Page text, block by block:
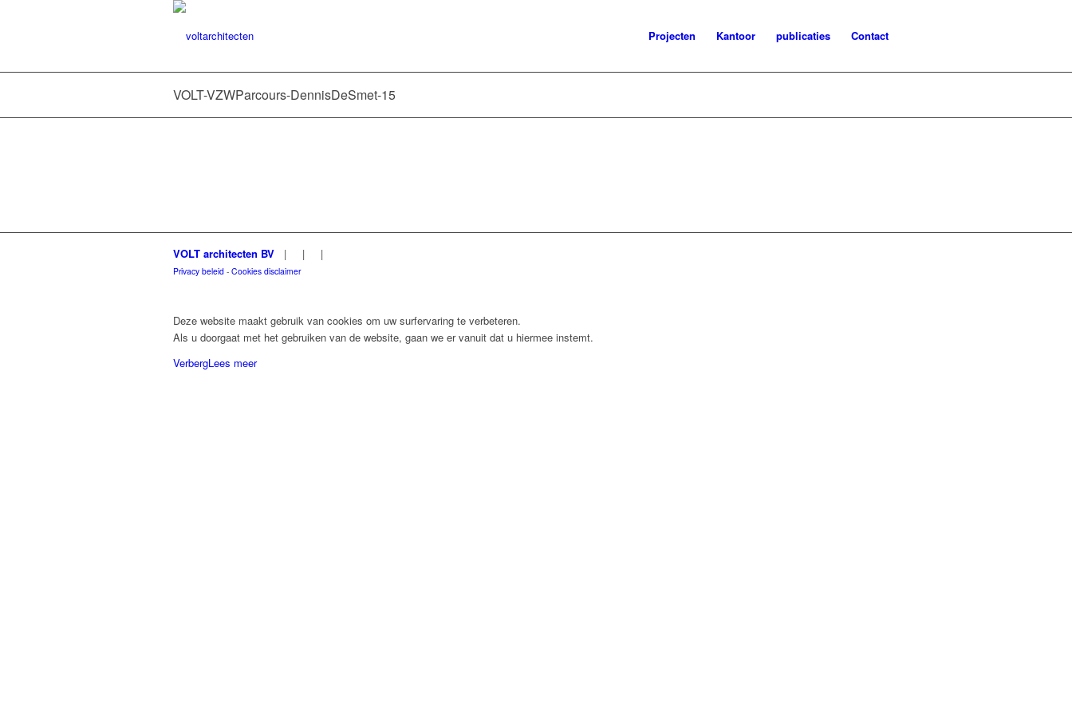
Projecten Kantoor publicaties Contact
VOLT-VZWParcours-DennisDeSmet-15
VOLT architecten BV | | |
Privacy beleid - Cookies disclaimer
Deze website maakt gebruik van cookies om uw surfervaring te verbeteren.
Als u doorgaat met het gebruiken van de website, gaan we er vanuit dat u hiermee instemt.
VerbergLees meer